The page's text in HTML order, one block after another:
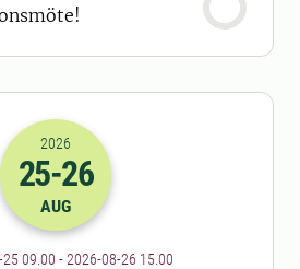
2026-25-08 07:00
2026
25-26
AUG
09.00 - 2026-08-26 15.00